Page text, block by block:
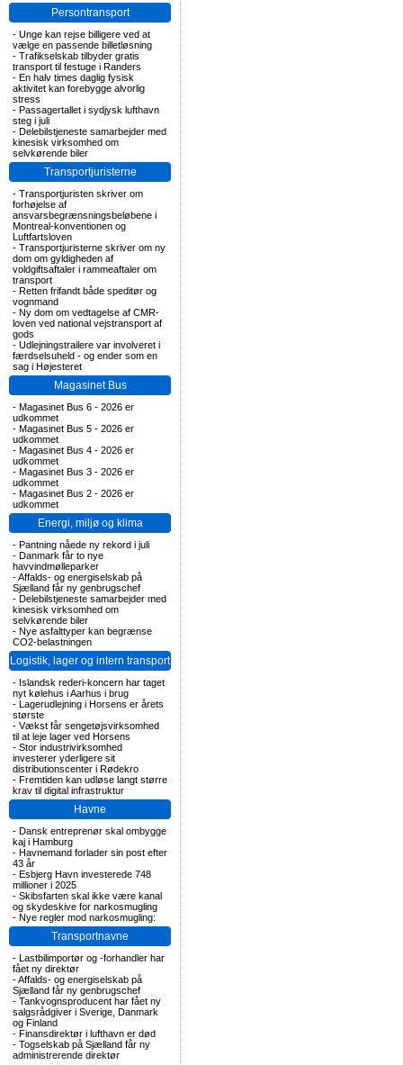
Persontransport
- Unge kan rejse billigere ved at
vælge en passende billetløsning
- Trafikselskab tilbyder gratis
transport til festuge i Randers
- En halv times daglig fysisk
aktivitet kan forebygge alvorlig
stress
- Passagertallet i sydjysk lufthavn
steg i juli
- Delebilstjeneste samarbejder med
kinesisk virksomhed om
selvkørende biler
Transportjuristerne
- Transportjuristen skriver om
forhøjelse af
ansvarsbegrænsningsbeløbene i
Montreal-konventionen og
Luftfartsloven
- Transportjuristerne skriver om ny
dom om gyldigheden af
voldgiftsaftaler i rammeaftaler om
transport
- Retten frifandt både speditør og
vognmand
- Ny dom om vedtagelse af CMR-
loven ved national vejstransport af
gods
- Udlejningstrailere var involveret i
færdselsuheld - og ender som en
sag i Højesteret
Magasinet Bus
- Magasinet Bus 6 - 2026 er
udkommet
- Magasinet Bus 5 - 2026 er
udkommet
- Magasinet Bus 4 - 2026 er
udkommet
- Magasinet Bus 3 - 2026 er
udkommet
- Magasinet Bus 2 - 2026 er
udkommet
Energi, miljø og klima
- Pantning nåede ny rekord i juli
- Danmark får to nye
havvindmølleparker
-Affalds- og energiselskab på
Sjælland får ny genbrugschef
- Delebilstjeneste samarbejder med
kinesisk virksomhed om
selvkørende biler
- Nye asfalttyper kan begrænse
CO2-belastningen
Logistik, lager og intern transport
- Islandsk rederi-koncern har taget
nyt kølehus i Aarhus i brug
- Lagerudlejning i Horsens er årets
største
- Vækst får sengetøjsvirksomhed
til at leje lager ved Horsens
- Stor industrivirksomhed
investerer yderligere sit
distributionscenter i Rødekro
- Fremtiden kan udløse langt større
krav til digital infrastruktur
Havne
- Dansk entreprenør skal ombygge
kaj i Hamburg
- Havnemand forlader sin post efter
43 år
- Esbjerg Havn investerede 748
millioner i 2025
- Skibsfarten skal ikke være kanal
og skydeskive for narkosmugling
- Nye regler mod narkosmugling:
Transportnavne
- Lastbilimportør og -forhandler har
fået ny direktør
-Affalds- og energiselskab på
Sjælland får ny genbrugschef
- Tankvognsproducent har fået ny
salgsrådgiver i Sverige, Danmark
og Finland
- Finansdirektør i lufthavn er død
- Togselskab på Sjælland får ny
administrerende direktør